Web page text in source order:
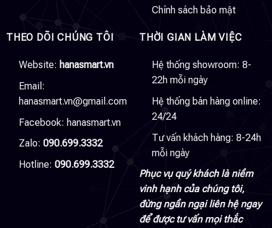
Chính sách bảo mật
THEO DÕI CHÚNG TÔI
Website: hanasmart.vn
Email:
hanasmart.vn@gmail.com
Facebook: hanasmart.vn
Zalo: 090.699.3332
Hotline: 090.699.3332
THỜI GIAN LÀM VIỆC
Hệ thống showroom: 8-
22h mỗi ngày
Hệ thống bán hàng online:
24/24
Tư vấn khách hàng: 8-24h
mỗi ngày
Phục vụ quý khách là niềm
vinh hạnh của chúng tôi,
đừng ngần ngại liên hệ ngay
để được tư vấn mọi thắc